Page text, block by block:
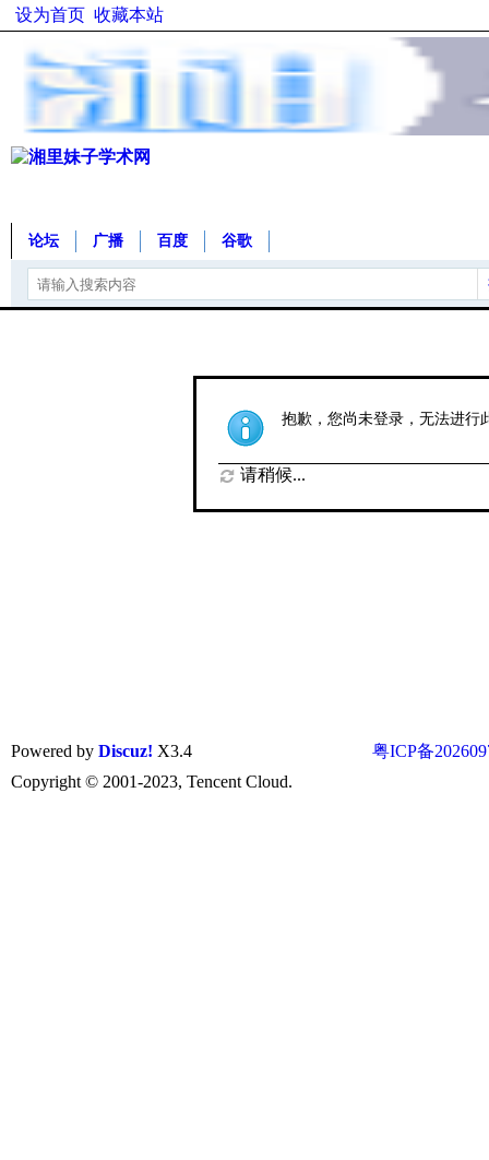
设为首页 收藏本站
论坛 广播 百度 谷歌
抱歉，您尚未登录，无法进行
请稍候...
粤ICP备
Powered by Discuz! X3.4
Copyright © 2001-2023, Tencent Cloud.